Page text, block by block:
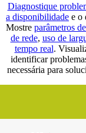
Diagnostique
a disponibilidade e o
Mostre parâmetros
de rede, uso de
tempo real.
identificar
necessária para